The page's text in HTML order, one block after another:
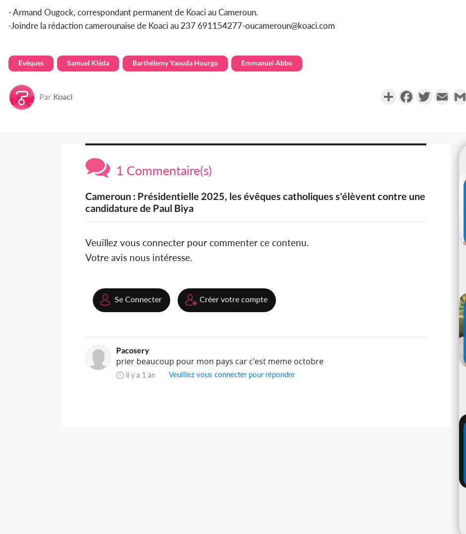
- Armand Ougock, correspondant permanent de Koaci au Cameroun.
-Joindre la rédaction camerounaise de Koaci au 237 691154277-oucameroun@koaci.com
Evêques Samuel Kléda Barthélemy Yaouda Hourgo Emmanuel Abbo
Par Koaci PartagerFacebookTwitterEmail
1 Commentaire(s)
Cameroun : Présidentielle 2025, les évêques catholiques s'élèvent contre une
candidature de Paul Biya
Veuillez vous connecter pour commenter ce contenu.
Votre avis nous intéresse.
Se Connecter Créer votre compte
Pacosery
prier beaucoup pour mon pays car c'est meme octobre
il y a 1 an Veuillez vous connecter pour répondre